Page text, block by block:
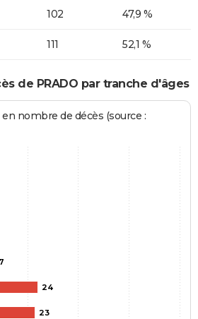
102 47,9 %
111 52,1 %
de PRADO par tranche d'âges
nombre de décès (source :
7
24
23